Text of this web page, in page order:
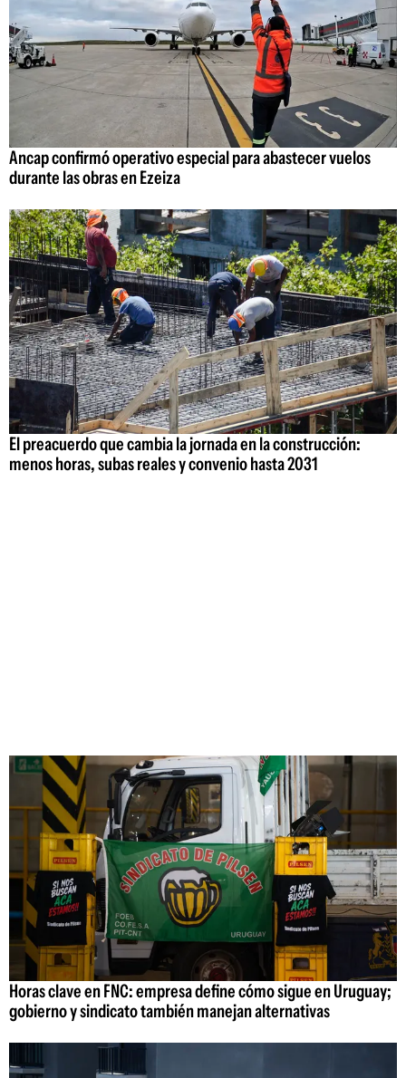
Ancap confirmó operativo especial para abastecer vuelos
durante las obras en Ezeiza
El preacuerdo que cambia la jornada en la construcción:
menos horas, subas reales y convenio hasta 2031
Horas clave en FNC: empresa define cómo sigue en Uruguay;
gobierno y sindicato también manejan alternativas